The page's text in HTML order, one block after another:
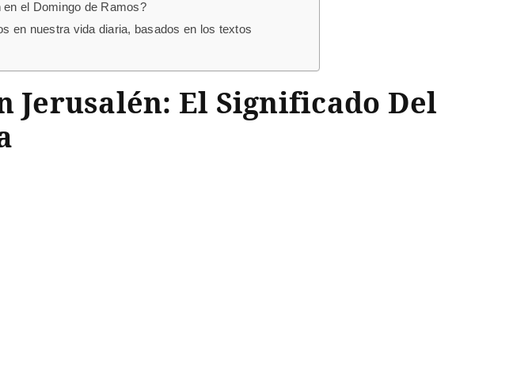
el Domingo de Ramos?
en nuestra vida diaria, basados en los textos
Jerusalén: El Significado Del